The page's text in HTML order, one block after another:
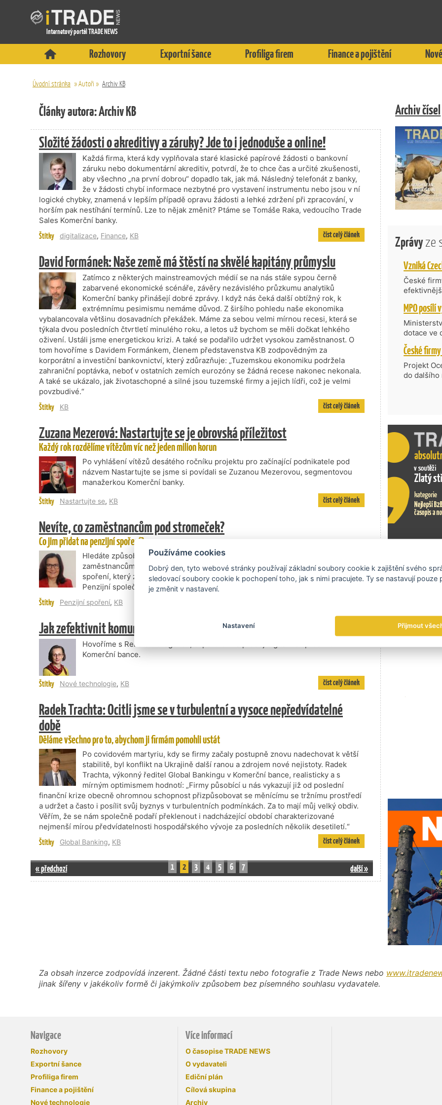
Internetový portál TRADE NEWS
Rozhovory Exportní šance Profiliga firem Finance a pojištění
Úvodní stránka »Autoři » Archiv KB
Články autora: Archiv KB
Složité žádosti o akreditivy a záruky? Jde to i jednoduše a online!
Každá firma, která kdy vyplňovala staré klasické papírové žádosti o bankovní
záruku nebo dokumentární akreditiv, potvrdí, že to chce čas a určité zkušenosti,
aby všechno „na první dobrou“ dopadlo tak, jak má. Následný telefonát z banky,
že v žádosti chybí informace nezbytné pro vystavení instrumentu nebo jsou v ní
logické chybky, znamená v lepším případě opravu žádosti a lehké zdržení při zpracování, v
horším pak nestíhání termínů. Lze to nějak změnit? Ptáme se Tomáše Raka, vedoucího Trade
Sales Komerční banky.
Štítky digitalizace, Finance, KB číst celý článek
David Formánek: Naše země má štěstí na skvělé kapitány průmyslu
Zatímco z některých mainstreamových médií se na nás stále sypou černě
zabarvené ekonomické scénáře, závěry nezávislého průzkumu analytiků
Komerční banky přinášejí dobré zprávy. I když nás čeká další obtížný rok, k
extrémnímu pesimismu nemáme důvod. Z širšího pohledu naše ekonomika
vybalancovala většinu dosavadních překážek. Máme za sebou velmi mírnou recesi, která se
týkala dvou posledních čtvrtletí minulého roku, a letos už bychom se měli dočkat lehkého
oživení. Ustáli jsme energetickou krizi. A také se podařilo udržet vysokou zaměstnanost. O
tom hovoříme s Davidem Formánkem, členem představenstva KB zodpovědným za
korporátní a investiční bankovnictví, který zdůrazňuje: „Tuzemskou ekonomiku podržela
zahraniční poptávka, neboť v ostatních zemích eurozóny se žádná recese nakonec nekonala.
A také se ukázalo, jak životaschopné a silné jsou tuzemské firmy a jejich lídři, což je velmi
povzbudivé.“
Štítky KB číst celý článek
Zuzana Mezerová: Nastartujte se je obrovská příležitost
Každý rok rozdělíme vítězům víc než jeden milion korun
Po vyhlášení vítězů desátého ročníku projektu pro začínající podnikatele pod
názvem Nastartujte se jsme si povídali se Zuzanou Mezerovou, segmentovou
manažerkou Komerční banky.
Štítky Nastartujte se, KB číst celý článek
Nevíte, co zaměstnancům pod stromeček?
Co jim přidat na penzijní spoření?
Hledáte způsob, jak optimalizovat náklady, a přitom poskytnout svým
zaměstnancům nový benefit? Vyzkoušejte příspěvek zaměstnavatele na penzijní
spoření, který zaměstnanci ocení. Hovoříme o tom s Martinou Kozáčkovou z KB
Penzijní společnosti.
Štítky Penzijní spoření, KB
Jak zefektivnit komunikaci s bankou díky přímému API propojení
Hovoříme s Renátou Gregovou, expertkou na prodej digitálních produktů v
Komerční bance.
Štítky Nové technologie, KB číst celý článek
Radek Trachta: Ocitli jsme se v turbulentní a vysoce nepředvídatelné
době
Děláme všechno pro to, abychom ji firmám pomohli ustát
Po covidovém martyriu, kdy se firmy začaly postupně znovu nadechovat k větší
stabilitě, byl konflikt na Ukrajině další ranou a zdrojem nové nejistoty. Radek
Trachta, výkonný ředitel Global Bankingu v Komerční bance, realisticky a s
mírným optimismem hodnotí: „Firmy působící u nás vykazují již od poslední
finanční krize obecně ohromnou schopnost přizpůsobovat se měnícímu se tržnímu prostředí
a udržet a často i posílit svůj byznys v turbulentních podmínkách. Za to mají můj velký obdiv.
Věřím, že se nám společně podaří překlenout i nadcházející období charakterizované
nejmenší mírou předvídatelnosti hospodářského vývoje za posledních několik desetiletí.“
Štítky Global Banking, KB číst celý článek
« předchozí 1 2 3 4 5 6 7 další »
Archiv čísel
Zprávyze
České
nabídne
zahraniční
dotace ve
Transfer,
Částkou
umělé
do
Projekt
do dalšího
prosazují
nejen
příběh.
Exportní
Za obsah inzerce zodpovídá inzerent. Žádné části textu nebo fotografie z Trade News nebo
jinak šířeny v jakékoliv formě či jakýmkoliv způsobem bez písemného souhlasu vydavatele.
Navigace
Rozhovory
Exportní šance
Profiliga firem
Finance a pojištění
Nové technologie
Více informací
O časopise TRADE NEWS
O vydavateli
Ediční plán
Cílová skupina
Archiv
Používáme cookies
Dobrý den, tyto webové stránky používají základní soubory cookie k zajištění svého
sledovací soubory cookie k pochopení toho, jak s nimi pracujete. Ty se nastavují pouze
je změnit v nastavení.
Nastavení Přijmout